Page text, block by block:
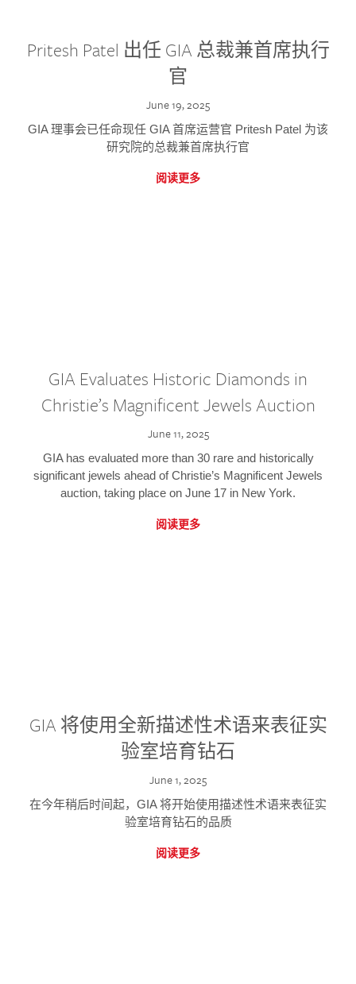
Pritesh Patel 出任 GIA 总裁兼首席执行
官
June 19, 2025
GIA 理事会已任命现任 GIA 首席运营官 Pritesh Patel 为该
研究院的总裁兼首席执行官
阅读更多
GIA Evaluates Historic Diamonds in
Christie’s Magnificent Jewels Auction
June 11, 2025
GIA has evaluated more than 30 rare and historically
significant jewels ahead of Christie’s Magnificent Jewels
auction, taking place on June 17 in New York.
阅读更多
GIA 将使用全新描述性术语来表征实
验室培育钻石
June 1, 2025
在今年稍后时间起，GIA 将开始使用描述性术语来表征实
验室培育钻石的品质
阅读更多